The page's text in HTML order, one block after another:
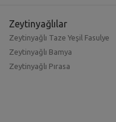
Zeytinyağlılar
Zeytinyağlı Taze Yeşil Fasulye
Zeytinyağlı Bamya
Zeytinyağlı Pırasa